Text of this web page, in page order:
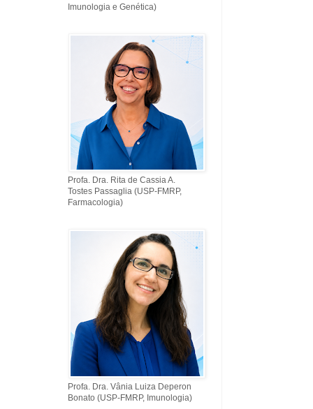
Imunologia e Genética)
Profa. Dra. Rita de Cassia A.
Tostes Passaglia (USP-FMRP,
Farmacologia)
Profa. Dra. Vânia Luiza Deperon
Bonato (USP-FMRP, Imunologia)